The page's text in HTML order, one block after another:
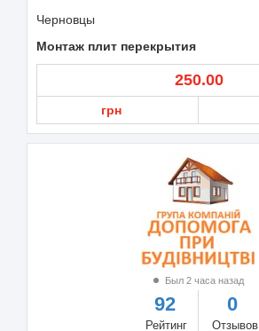
Черновцы
Монтаж плит перекрытия
250.00
грн
Был 2 часа назад
92
Рейтинг
0
Отзывов